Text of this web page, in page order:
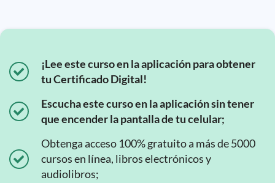
¡Lee este curso en la aplicación para obtener
tu Certificado Digital!
Escucha este curso en la aplicación sin tener
que encender la pantalla de tu celular;
Obtenga acceso 100% gratuito a más de 5000
cursos en línea, libros electrónicos y
audiolibros;